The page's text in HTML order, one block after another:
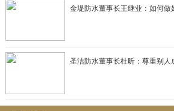
金堤防水董事长王继业：如何做
圣洁防水董事长杜昕：尊重别人